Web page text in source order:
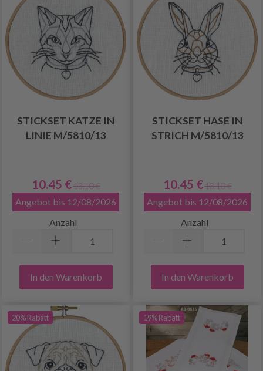
STICKSET KATZE IN
LINIE M/5810/13
10.45 € 13.10 €
Angebot bis 12/08/2026
Anzahl
In den Warenkorb
STICKSET HASE IN
STRICH M/5810/13
10.45 € 13.10 €
Angebot bis 12/08/2026
Anzahl
In den Warenkorb
20% Rabatt 19% Rabatt